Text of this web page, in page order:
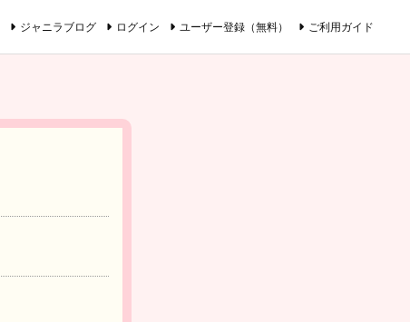
ジャニラブログ ログイン ユーザー登録（無料） ご利用ガイド